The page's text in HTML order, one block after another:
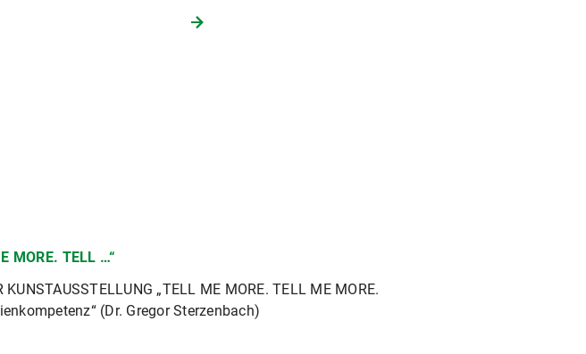
MORE. TELL …“
„TELL ME MORE. TELL ME MORE.
(Dr. Gregor Sterzenbach)